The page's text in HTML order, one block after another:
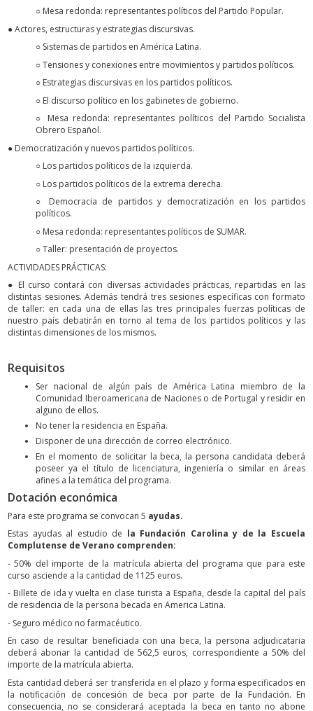
○ Mesa redonda: representantes políticos del Partido Popular.
● Actores, estructuras y estrategias discursivas.
○ Sistemas de partidos en América Latina.
○ Tensiones y conexiones entre movimientos y partidos políticos.
○ Estrategias discursivas en los partidos políticos.
○ El discurso político en los gabinetes de gobierno.
○ Mesa redonda: representantes políticos del Partido Socialista
Obrero Español.
● Democratización y nuevos partidos políticos.
○ Los partidos políticos de la izquierda.
○ Los partidos políticos de la extrema derecha.
○ Democracia de partidos y democratización en los partidos
políticos.
○ Mesa redonda: representantes políticos de SUMAR.
○ Taller: presentación de proyectos.
ACTIVIDADES PRÁCTICAS:
● El curso contará con diversas actividades prácticas, repartidas en las
distintas sesiones. Además tendrá tres sesiones específicas con formato
de taller: en cada una de ellas las tres principales fuerzas políticas de
nuestro país debatirán en torno al tema de los partidos políticos y las
distintas dimensiones de los mismos.
Requisitos
Ser nacional de algún país de América Latina miembro de la
Comunidad Iberoamericana de Naciones o de Portugal y residir en
alguno de ellos.
No tener la residencia en España.
Disponer de una dirección de correo electrónico.
En el momento de solicitar la beca, la persona candidata deberá
poseer ya el título de licenciatura, ingeniería o similar en áreas
afines a la temática del programa.
Dotación económica
Para este programa se convocan 5 ayudas.
Estas ayudas al estudio de la Fundación Carolina y de la Escuela
Complutense de Verano comprenden:
- 50% del importe de la matrícula abierta del programa que para este
curso asciende a la cantidad de 1125 euros.
- Billete de ida y vuelta en clase turista a España, desde la capital del país
de residencia de la persona becada en America Latina.
- Seguro médico no farmacéutico.
En caso de resultar beneficiada con una beca, la persona adjudicataria
deberá abonar la cantidad de 562,5 euros, correspondiente a 50% del
importe de la matrícula abierta.
Esta cantidad deberá ser transferida en el plazo y forma especificados en
la notificación de concesión de beca por parte de la Fundación. En
consecuencia, no se considerará aceptada la beca en tanto no abone